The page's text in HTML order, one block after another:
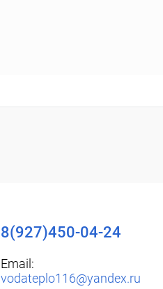
8(927)450-04-24
Email:
vodateplo116@yandex.ru